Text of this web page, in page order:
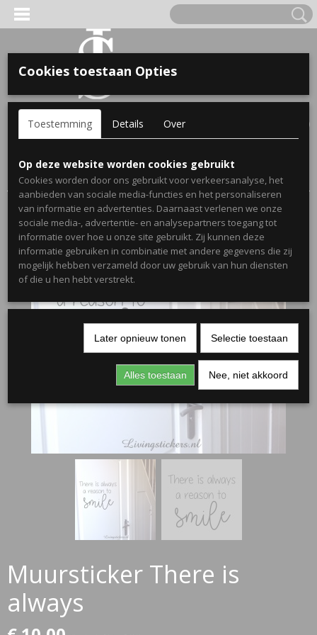
Inloggen Registreren
(0)
Home >Webshop>Stickers>Muurstickers Woonkamer
Muursticker There is always
Muursticker There is
always
VOOR KINDEREN
OPA & OMA.
NAAM EN GEBOORTEJAAR
Cookies toestaan Opties
Toestemming Details Over
Op deze website worden cookies gebruikt
Cookies worden door ons gebruikt voor verkeersanalyse, het
aanbieden van sociale media-functies en het personaliseren
van informatie en advertenties. Daarnaast verlenen we onze
sociale media-, advertentie- en analysepartners toegang tot
informatie over hoe u onze site gebruikt. Zij kunnen deze
informatie gebruiken in combinatie met andere gegevens die zij
mogelijk hebben verzameld door uw gebruik van hun diensten
of die u hen hebt verstrekt.
Later opnieuw tonen Selectie toestaan
Alles toestaan Nee, niet akkoord